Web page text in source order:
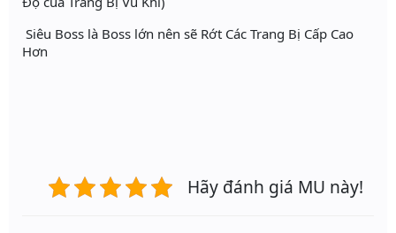
Siêu Boss là Boss lớn nên sẽ Rớt Các Trang Bị Cấp Cao
Hơn
Hãy đánh giá MU này!